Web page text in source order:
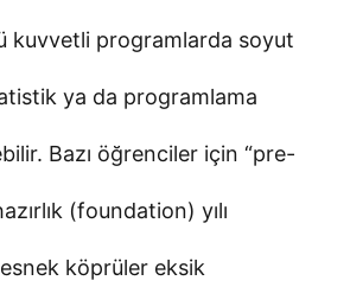
kuvvetli programlarda soyut
ya da programlama
Bazı öğrenciler için “pre-
(foundation) yılı
köprüler eksik